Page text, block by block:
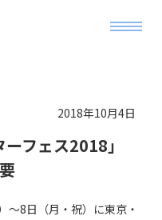
2018年10月4日
フェス2018」
～8日（月・祝）に東京・